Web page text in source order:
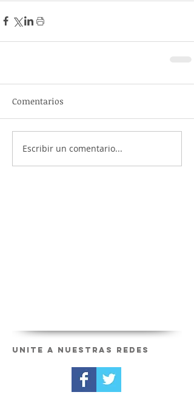
Comentarios
Escribir un comentario...
Unite a nuestras redes